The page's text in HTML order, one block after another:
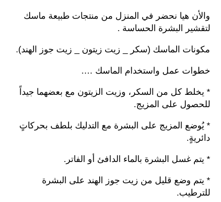
والأن هيا نحضر في المنزل من منتجات طبيعة ماسك
لتقشير البشرة الحساسة .
مكونات الماسك (سكر _ زيت زيتون _ زيت جوز الهند).
خطوات عمل واستخدام الماسك ….
* يخلط كل من السكر، وزيت الزيتون مع بعضهما جيداً
للحصول على المزيج.
* يُوضع المزيج على البشرة مع التدليك بلطف بحركاتٍ
دائريةٍ.
* يتم غسل البشرة بالماء الدافئ أو الفاتر.
* يتم وضع قليل من زيت جوز الهند على البشرة
للترطيب.